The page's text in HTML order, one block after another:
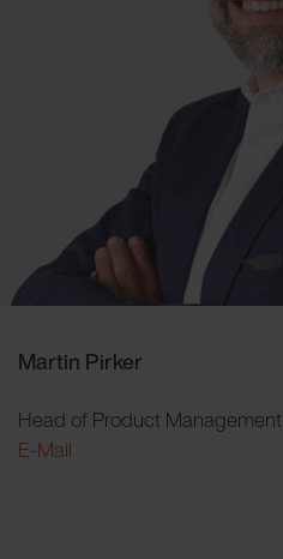
Martin Pirker
Head of Product Management
E-Mail